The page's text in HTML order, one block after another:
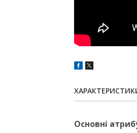
Основні